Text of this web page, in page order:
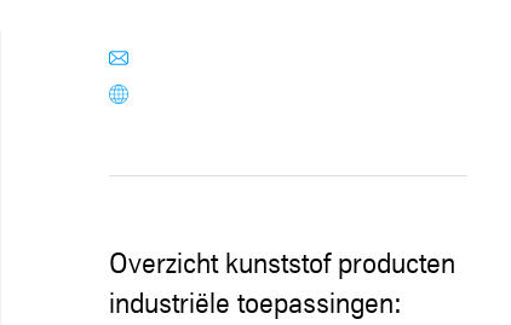
Overzicht kunststof producten
industriële toepassingen: